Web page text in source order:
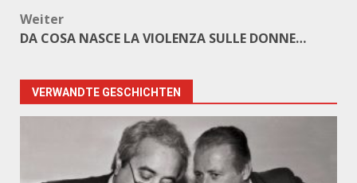
Weiter
DA COSA NASCE LA VIOLENZA SULLE DONNE…
VERWANDTE GESCHICHTEN